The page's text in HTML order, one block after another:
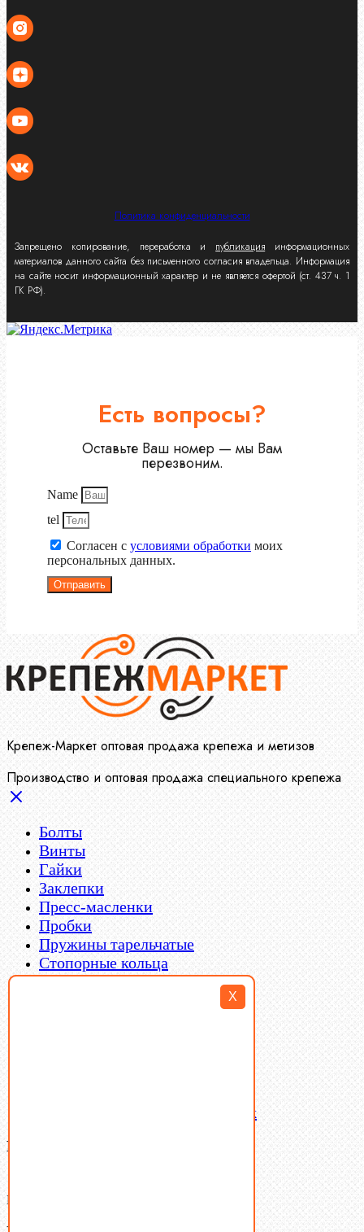
X
Политика конфиденциальности
Запрещено копирование, переработка и публикация информационных
материалов данного сайта без письменного согласия владельца. Информация
на сайте носит информационный характер и не является офертой (ст. 437 ч. 1
ГК РФ).
Есть вопросы?
Оставьте Ваш номер — мы Вам
перезвоним.
Name
tel
Согласен с условиями обработки моих
персональных данных.
Отправить
Крепеж-Маркет оптовая продажа крепежа и метизов
Производство и оптовая продажа специального крепежа
Болты
Винты
Гайки
Заклепки
Пресс-масленки
Пробки
Пружины тарельчатые
Стопорные кольца
Такелаж
Латунный и бронзовый крепеж
Ваша корзина
В корзине нет товаров.